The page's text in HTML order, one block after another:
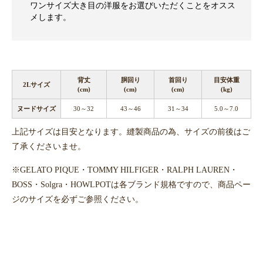
ワンサイズ大き目の洋服をお選びいただくことをオスス
メします。
2Lサイズ
背丈
(cm)
胴回り
(cm)
首回り
(cm)
目安体重
(kg)
ヌードサイズ 30～32 43～46 31～34 5.0～7.0
上記サイズは目安となります。縫製商品の為、サイズの前後はご
了承くださいませ。
※GELATO PIQUE・TOMMY HILFIGER・RALPH LAUREN・
BOSS・Solgra・HOWLPOTは各ブランド規格ですので、商品ペー
ジのサイズを必ずご参照ください。